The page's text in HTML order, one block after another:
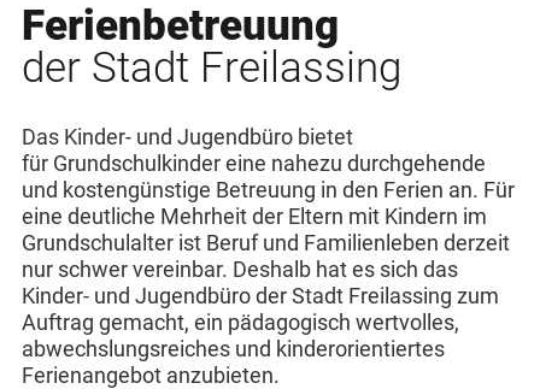
Ferienbetreuung
der Stadt Freilassing
Das Kinder- und Jugendbüro bietet
für Grundschulkinder eine nahezu durchgehende
und kostengünstige Betreuung in den Ferien an. Für
eine deutliche Mehrheit der Eltern mit Kindern im
Grundschulalter ist Beruf und Familienleben derzeit
nur schwer vereinbar. Deshalb hat es sich das
Kinder- und Jugendbüro der Stadt Freilassing zum
Auftrag gemacht, ein pädagogisch wertvolles,
abwechslungsreiches und kinderorientiertes
Ferienangebot anzubieten.